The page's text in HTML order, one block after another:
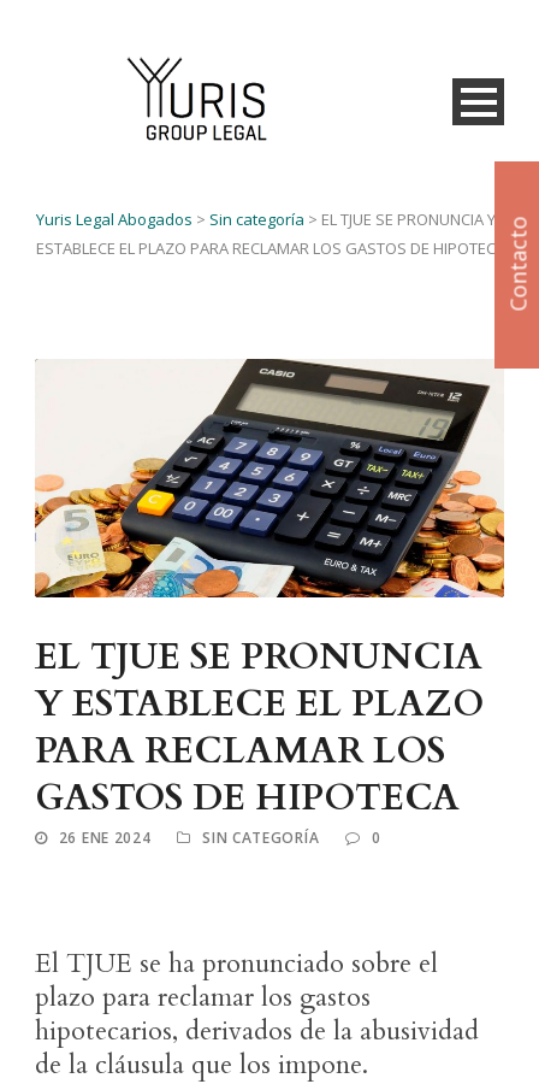
Yuris Legal Abogados > Sin categoría > EL TJUE SE PRONUNCIA Y
ESTABLECE EL PLAZO PARA RECLAMAR LOS GASTOS DE HIPOTECA
EL TJUE SE PRONUNCIA
Y ESTABLECE EL PLAZO
PARA RECLAMAR LOS
GASTOS DE HIPOTECA
26 ENE 2024 SIN CATEGORÍA 0
El TJUE se ha pronunciado sobre el
plazo para reclamar los gastos
hipotecarios, derivados de la abusividad
de la cláusula que los impone.
Contacto